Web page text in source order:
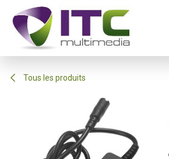
Se rendre au contenu
Tous les produits